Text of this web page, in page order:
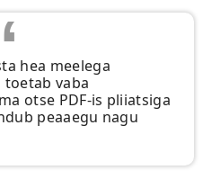
hea meelega
toetab vaba
otse PDF-is pliiatsiga
peaaegu nagu